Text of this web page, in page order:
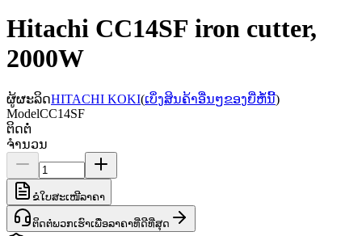
Hitachi CC14SF iron cutter,
2000W
ຜູ້ຜະລິດHITACHI KOKI(ເບິ່ງສິນຄ້າອື່ນໆຂອງຍີ່ຫໍ້ນີ້)
ModelCC14SF
ຕິດຕໍ່
ຈຳນວນ
ຂໍໃບສະເໜີລາຄາ
ຕິດຕໍ່ພວກເຮົາເພື່ອລາຄາທີ່ດີທີ່ສຸດ